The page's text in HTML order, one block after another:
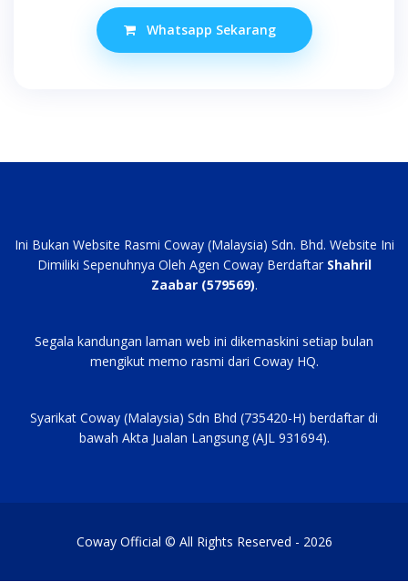
was:
RM100.00.
is:
RM90.00.
Whatsapp Sekarang
Ini Bukan Website Rasmi Coway (Malaysia) Sdn. Bhd. Website Ini
Dimiliki Sepenuhnya Oleh Agen Coway Berdaftar Shahril
Zaabar (579569).
Segala kandungan laman web ini dikemaskini setiap bulan
mengikut memo rasmi dari Coway HQ.
Syarikat Coway (Malaysia) Sdn Bhd (735420-H) berdaftar di
bawah Akta Jualan Langsung (AJL 931694).
Coway Official © All Rights Reserved - 2026